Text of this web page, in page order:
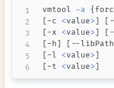
vmtool -a {
[-c <value>] [
[-x <value>] [
[-h] [ --libPath
[-l <value>]
[-t <value>]